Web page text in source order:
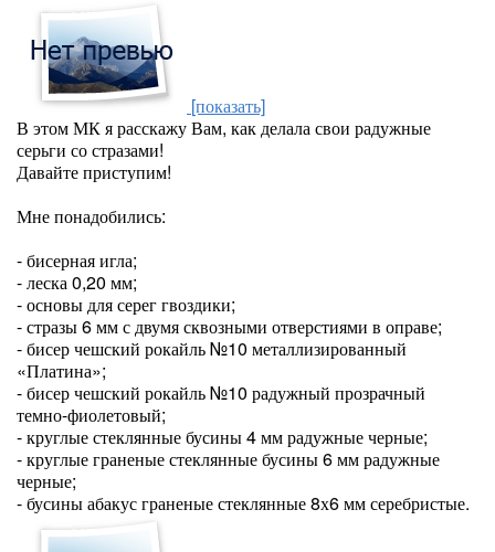
[показать]
В этом МК я расскажу Вам, как делала свои радужные
серьги со стразами!
Давайте приступим!
Мне понадобились:
- бисерная игла;
- леска 0,20 мм;
- основы для серег гвоздики;
- стразы 6 мм с двумя сквозными отверстиями в оправе;
- бисер чешский рокайль №10 металлизированный
«Платина»;
- бисер чешский рокайль №10 радужный прозрачный
темно-фиолетовый;
- круглые стеклянные бусины 4 мм радужные черные;
- круглые граненые стеклянные бусины 6 мм радужные
черные;
- бусины абакус граненые стеклянные 8х6 мм серебристые.